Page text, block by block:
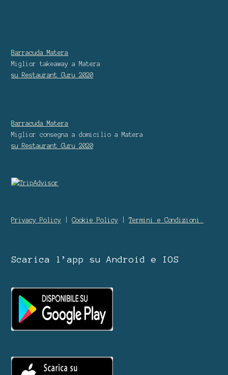
Barracuda Matera
Miglior takeaway a Matera
su Restaurant Guru
2020
Barracuda Matera
Miglior consegna a domicilio a Matera
su Restaurant Guru
2020
Privacy Policy |Cookie Policy |Termini e Condizioni.
Scarica l’app su Android e IOS